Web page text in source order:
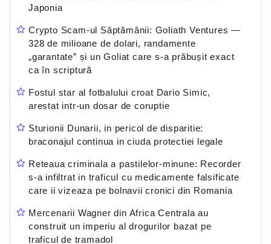
Japonia
Crypto Scam-ul Săptămânii: Goliath Ventures —
328 de milioane de dolari, randamente
„garantate” și un Goliat care s-a prăbușit exact
ca în scriptură
Fostul star al fotbalului croat Dario Simic,
arestat intr-un dosar de coruptie
Sturionii Dunarii, in pericol de disparitie:
braconajul continua in ciuda protectiei legale
Reteaua criminala a pastilelor-minune: Recorder
s-a infiltrat in traficul cu medicamente falsificate
care ii vizeaza pe bolnavii cronici din Romania
Mercenarii Wagner din Africa Centrala au
construit un imperiu al drogurilor bazat pe
traficul de tramadol